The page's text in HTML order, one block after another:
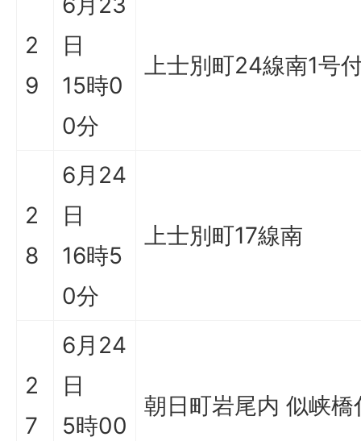
2
9
日
15時0
0分
上士別町24線南1号
2
8
6月24
日
16時5
0分
上士別町17線南
2
7
6月24
日
5時00
朝日町岩尾内 似峡橋